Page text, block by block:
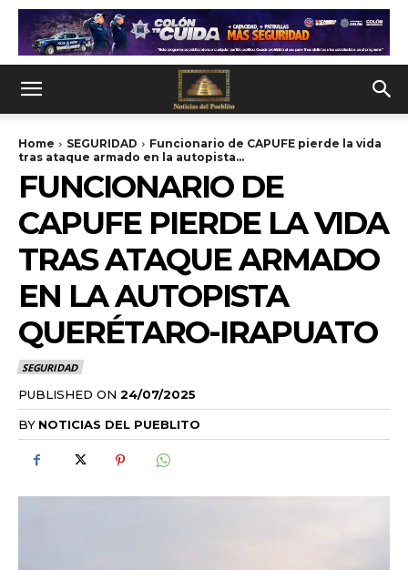
Home SEGURIDAD
Funcionario de CAPUFE pierde la vida
tras ataque armado en la autopista...
FUNCIONARIO DE
CAPUFE PIERDE LA VIDA
TRAS ATAQUE ARMADO
EN LA AUTOPISTA
QUERÉTARO-IRAPUATO
SEGURIDAD
PUBLISHED ON 24/07/2025
BY NOTICIAS DEL PUEBLITO